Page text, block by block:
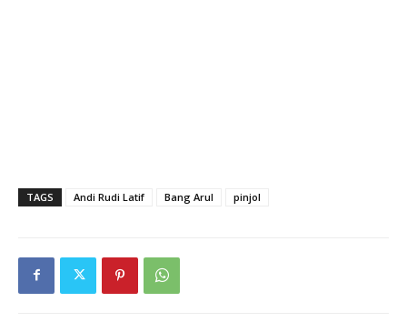
TAGS Andi Rudi Latif Bang Arul pinjol